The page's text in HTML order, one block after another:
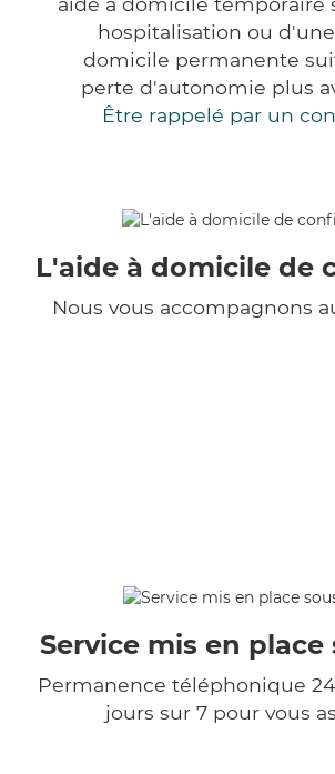
hospitalisation ou
domicile permanente
perte d'autonomie plus
Être rappelé par un
L'aide à domicile de
Nous vous accompagnons
Service mis en place
Permanence téléphonique
jours sur 7 pour vous